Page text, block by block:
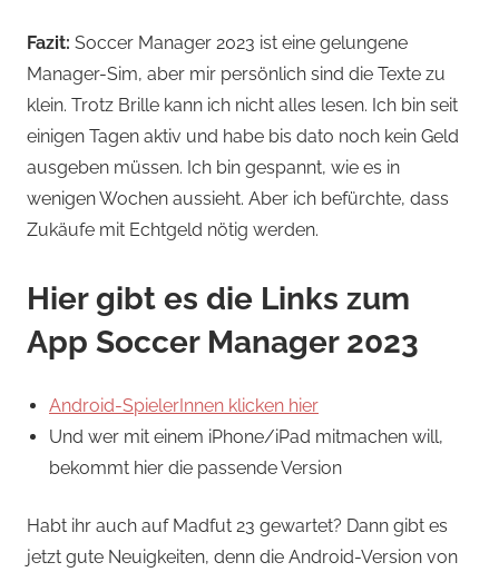
Fazit: Soccer Manager 2023 ist eine gelungene
Manager-Sim, aber mir persönlich sind die Texte zu
klein. Trotz Brille kann ich nicht alles lesen. Ich bin seit
einigen Tagen aktiv und habe bis dato noch kein Geld
ausgeben müssen. Ich bin gespannt, wie es in
wenigen Wochen aussieht. Aber ich befürchte, dass
Zukäufe mit Echtgeld nötig werden.
Hier gibt es die Links zum
App Soccer Manager 2023
Android-SpielerInnen klicken hier
Und wer mit einem iPhone/iPad mitmachen will,
bekommt hier die passende Version
Habt ihr auch auf Madfut 23 gewartet? Dann gibt es
jetzt gute Neuigkeiten, denn die Android-Version von